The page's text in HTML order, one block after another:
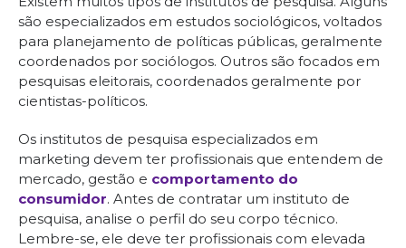
são especializados em estudos sociológicos, voltados
para planejamento de políticas públicas, geralmente
coordenados por sociólogos. Outros são focados em
pesquisas eleitorais, coordenados geralmente por
cientistas-políticos.
Os institutos de pesquisa especializados em
marketing devem ter profissionais que entendem de
mercado, gestão e comportamento do
consumidor. Antes de contratar um instituto de
pesquisa, analise o perfil do seu corpo técnico.
Lembre-se, ele deve ter profissionais com elevada